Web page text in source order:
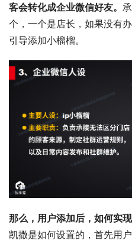
客会转化成企业微信好友。
个，一个是店长，如果没有
引导添加小榴榴。
那么，用户添加后，如何实
凯撒是如何设置的，首先用